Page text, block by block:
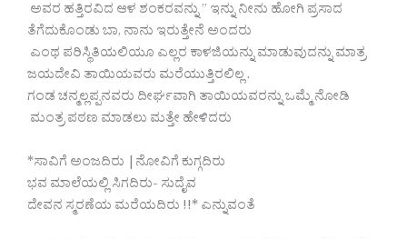
ಅವರ ಹತ್ತಿರವಿದ ಆಳ ಶಂಕರವನ್ನು ” ಇನ್ನು ನೀನು ಹೋಗಿ ಪ್ರಸಾದ
ತೆಗೆದುಕೊಂಡು ಬಾ, ನಾನು ಇರುತ್ತೇನೆ ಅಂದರು
ಎಂಥ ಪರಿಸ್ಥಿತಿಯಲಿಯೂ ಎಲ್ಲರ ಕಾಳಜಿಯನ್ನು ಮಾಡುವುದನ್ನು ಮಾತ್ರ
ಜಯದೇವಿ ತಾಯಿಯವರು ಮರೆಯುತ್ತಿರಲಿಲ್ಲ .
ಗಂಡ ಚನ್ಮಲ್ಲಪ್ಪನವರು ದೀರ್ಘವಾಗಿ ತಾಯಿಯವರನ್ನು ಒಮ್ಮೆ ನೋಡಿ
ಮಂತ್ರ ಪಠಣ ಮಾಡಲು ಮತ್ತೇ ಹೇಳಿದರು
*ಸಾವಿಗೆ ಅಂಜದಿರು |ನೋವಿಗೆ ಕುಗ್ಗದಿರು
ಭವ ಮಾಲೆಯಲ್ಲಿ ಸಿಗದಿರು- ಸುದೈವ
ದೇವನ ಸ್ಮರಣೆಯ ಮರೆಯದಿರು !!* ಎನ್ನುವಂತೆ